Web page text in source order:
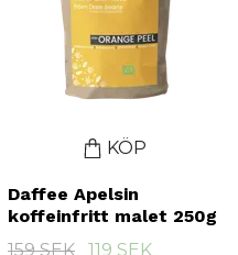
KÖP
Daffee Apelsin
koffeinfritt malet 250g
159 SEK
119 SEK